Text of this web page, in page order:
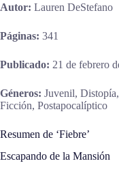
Autor: Lauren DeStefano
Páginas: 341
Publicado: 21 de febrero
Géneros: Juvenil,
Ficción, Postapocalíptico
Resumen de ‘Fiebre’
Escapando de la Mansión